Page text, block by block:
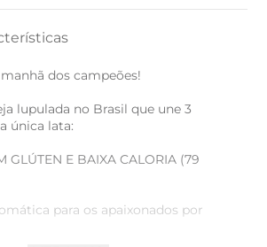
dos campeões!
lupulada no Brasil que une 3
única lata:
GLÚTEN E BAIXA CALORIA (79
para os apaixonados por